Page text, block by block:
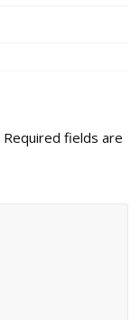
Required fields are